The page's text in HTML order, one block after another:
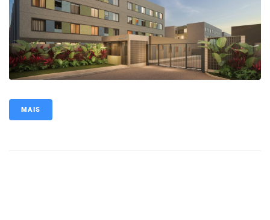
MAIS